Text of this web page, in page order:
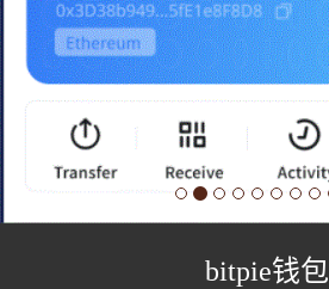
bitpie钱包